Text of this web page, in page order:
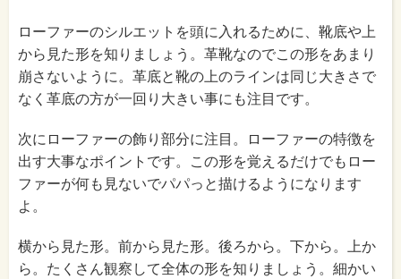
ローファーのシルエットを頭に入れるために、靴底や上
から見た形を知りましょう。革靴なのでこの形をあまり
崩さないように。革底と靴の上のラインは同じ大きさで
なく革底の方が一回り大きい事にも注目です。
次にローファーの飾り部分に注目。ローファーの特徴を
出す大事なポイントです。この形を覚えるだけでもロー
ファーが何も見ないでパパっと描けるようになります
よ。
横から見た形。前から見た形。後ろから。下から。上か
ら。たくさん観察して全体の形を知りましょう。細かい